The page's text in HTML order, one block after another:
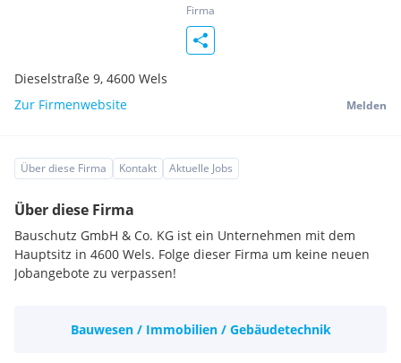
Firma
Dieselstraße 9, 4600 Wels
Zur Firmenwebsite
Melden
Über diese Firma Kontakt Aktuelle Jobs
Über diese Firma
Bauschutz GmbH & Co. KG ist ein Unternehmen mit dem
Hauptsitz in 4600 Wels. Folge dieser Firma um keine neuen
Jobangebote zu verpassen!
Bauwesen / Immobilien / Gebäudetechnik